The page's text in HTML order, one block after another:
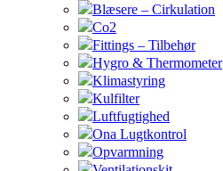
Blæsere – Cirkulation
Co2
Fittings – Tilbehør
Hygro & Thermometer
Klimastyring
Kulfilter
Luftfugtighed
Ona Lugtkontrol
Opvarmning